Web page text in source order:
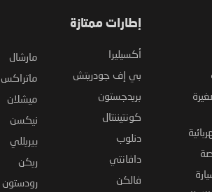
إطارات ممتازة
أكسيليرا
بي إف جودريتش
بريدجستون
كونتيننتال
دنلوب
دافانتي
فالكن
مارشال
ماتراكس
ميشلان
نيكسن
بيريللي
ريكن
رودستون